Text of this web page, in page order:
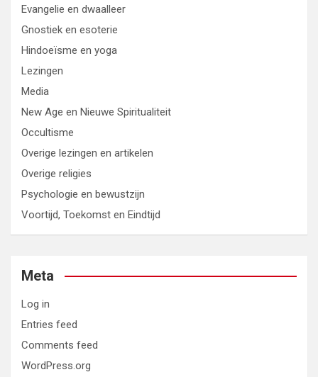
Evangelie en dwaalleer
Gnostiek en esoterie
Hindoeïsme en yoga
Lezingen
Media
New Age en Nieuwe Spiritualiteit
Occultisme
Overige lezingen en artikelen
Overige religies
Psychologie en bewustzijn
Voortijd, Toekomst en Eindtijd
Meta
Log in
Entries feed
Comments feed
WordPress.org